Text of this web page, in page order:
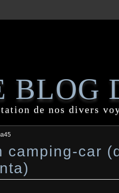
BLOG
de nos divers
camping-car